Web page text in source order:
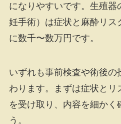
になりやすいです。生殖器
妊手術）は症状と麻酔リス
に数千〜数万円です。
いずれも事前検査や術後の
わります。まずは症状とリ
を受け取り、内容を細かく
う。